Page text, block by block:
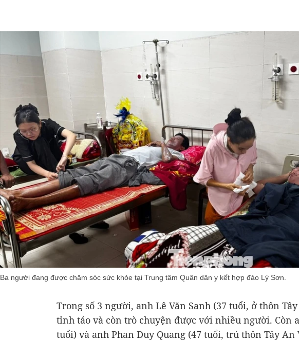
Ba người đang được chăm sóc sức khỏe tại Trung tâm Quân dân y kết hợp đảo Lý Sơn.
Trong số 3 người, anh Lê Văn Sanh (37 tuổi, ở thôn
tỉnh táo và còn trò chuyện được với nhiều người. Còn
tuổi) và anh Phan Duy Quang (47 tuổi, trú thôn Tây